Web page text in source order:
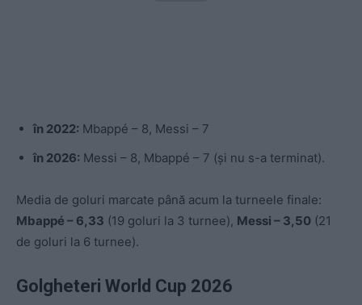
în 2022: Mbappé – 8, Messi – 7
în 2026: Messi – 8, Mbappé – 7 (și nu s-a terminat).
Media de goluri marcate până acum la turneele finale:
Mbappé – 6,33 (19 goluri la 3 turnee), Messi – 3,50 (21
de goluri la 6 turnee).
Golgheteri World Cup 2026